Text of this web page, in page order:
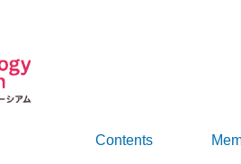
Contents